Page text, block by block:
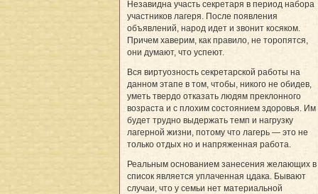
Незавидна участь секретаря в период набора
участников лагеря. После появления
объявлений, народ идет и звонит косяком.
Причем хаверим, как правило, не торопятся,
они думают, что успеют.
Вся виртуозность секретарской работы на
данном этапе в том, чтобы, никого не обидев,
уметь твердо отказать людям преклонного
возраста и с плохим состоянием здоровья. Им
будет трудно выдержать темп и нагрузку
лагерной жизни, потому что лагерь — это не
только отдых но и напряженная работа.
Реальным основанием занесения желающих в
список является уплаченная цдака. Бывают
случаи, что у семьи нет материальной